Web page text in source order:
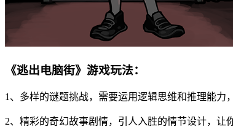
《逃出电脑街》游戏玩法：
1、多样的谜题挑战，需要运用逻辑思维和推理能力
2、精彩的奇幻故事剧情，引人入胜的情节设计，让